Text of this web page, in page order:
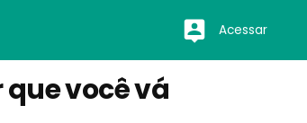
Acessar
você vá